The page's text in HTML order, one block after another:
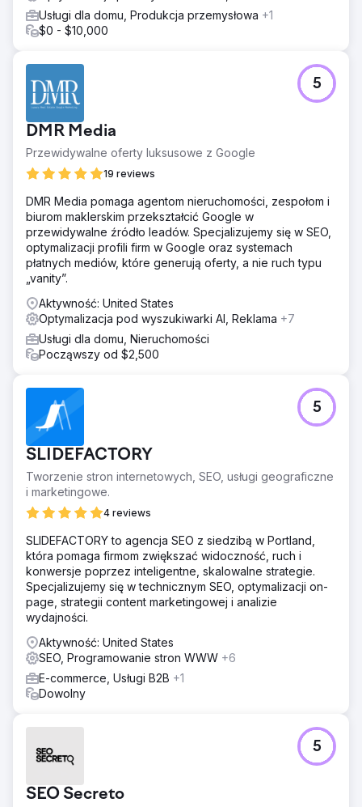
Usługi dla domu, Produkcja przemysłowa +1
$0 - $10,000
DMR Media
Przewidywalne oferty luksusowe z Google
19 reviews
5
DMR Media pomaga agentom nieruchomości, zespołom i
biurom maklerskim przekształcić Google w
przewidywalne źródło leadów. Specjalizujemy się w SEO,
optymalizacji profili firm w Google oraz systemach
płatnych mediów, które generują oferty, a nie ruch typu
„vanity”.
Aktywność: United States
Optymalizacja pod wyszukiwarki AI, Reklama +7
Usługi dla domu, Nieruchomości
Począwszy od $2,500
SLIDEFACTORY
Tworzenie stron internetowych, SEO, usługi geograficzne
i marketingowe.
4 reviews
5
SLIDEFACTORY to agencja SEO z siedzibą w Portland,
która pomaga firmom zwiększać widoczność, ruch i
konwersje poprzez inteligentne, skalowalne strategie.
Specjalizujemy się w technicznym SEO, optymalizacji on-
page, strategii content marketingowej i analizie
wydajności.
Aktywność: United States
SEO, Programowanie stron WWW +6
E-commerce, Usługi B2B +1
Dowolny
SEO Secreto
5